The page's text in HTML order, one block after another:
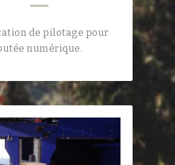
de pilotage pour
numérique.